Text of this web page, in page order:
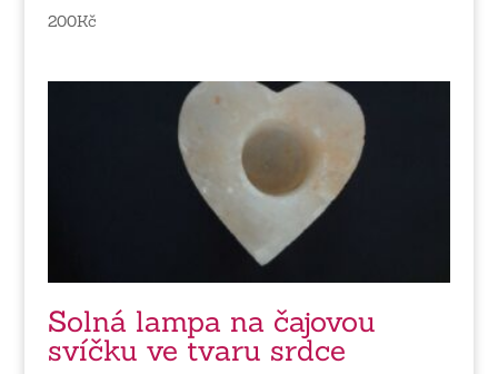
200Kč
Solná lampa na čajovou
svíčku ve tvaru srdce